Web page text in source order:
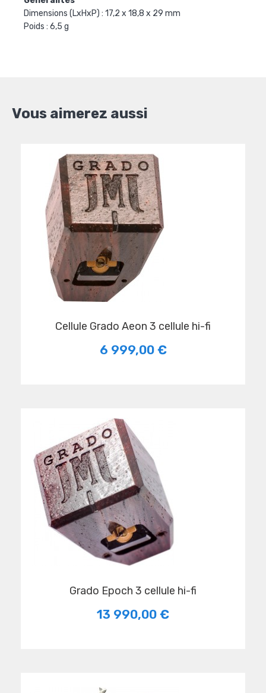
Dimensions (LxHxP) : 17,2 x 18,8 x 29 mm
Poids : 6,5 g
Vous aimerez aussi
Cellule Grado Aeon 3 cellule hi-fi
6 999,00 €
Grado Epoch 3 cellule hi-fi
13 990,00 €